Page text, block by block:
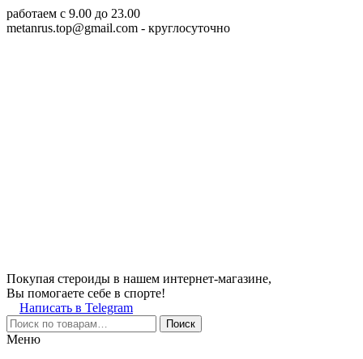
работаем c 9.00 до 23.00
metanrus.top@gmail.com - круглосуточно
Покупая стероиды в нашем интернет-магазине,
Вы помогаете себе в спорте!
Написать в Telegram
Поиск
Меню